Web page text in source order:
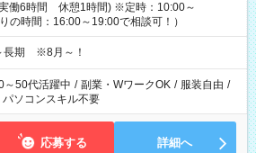
働6時間 休憩1時間) ※定時：10:00～
の時間：16:00～19:00で相談可！）
長期 ※8月～！
～50代活躍中 / 副業・WワークOK / 服装自由 /
パソコンスキル不要
応募する 詳細へ